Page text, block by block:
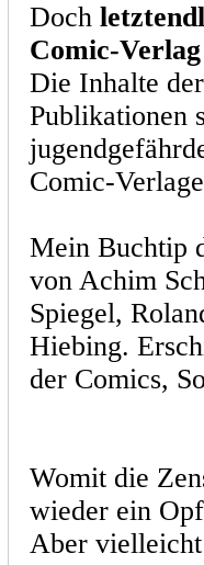
Doch
Comic-
Die Inhalte
Publikationen
Comic-
Mein Buchtip
von Achim
Spiegel,
Hiebing.
der Comics,
Womit die
wieder ein
Aber